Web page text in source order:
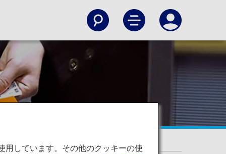
の旅
用しています。その他のクッキーの使